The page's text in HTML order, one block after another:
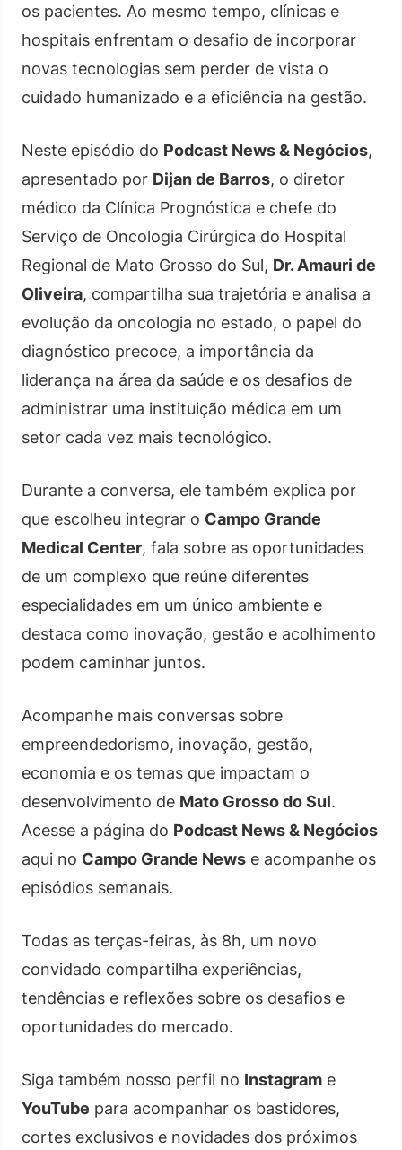
os pacientes. Ao mesmo tempo, clínicas e
hospitais enfrentam o desafio de incorporar
novas tecnologias sem perder de vista o
cuidado humanizado e a eficiência na gestão.
Neste episódio do Podcast News & Negócios,
apresentado por Dijan de Barros, o diretor
médico da Clínica Prognóstica e chefe do
Serviço de Oncologia Cirúrgica do Hospital
Regional de Mato Grosso do Sul, Dr. Amauri de
Oliveira, compartilha sua trajetória e analisa a
evolução da oncologia no estado, o papel do
diagnóstico precoce, a importância da
liderança na área da saúde e os desafios de
administrar uma instituição médica em um
setor cada vez mais tecnológico.
Durante a conversa, ele também explica por
que escolheu integrar o Campo Grande
Medical Center, fala sobre as oportunidades
de um complexo que reúne diferentes
especialidades em um único ambiente e
destaca como inovação, gestão e acolhimento
podem caminhar juntos.
Acompanhe mais conversas sobre
empreendedorismo, inovação, gestão,
economia e os temas que impactam o
desenvolvimento de Mato Grosso do Sul.
Acesse a página do Podcast News & Negócios
aqui no Campo Grande News e acompanhe os
episódios semanais.
Todas as terças-feiras, às 8h, um novo
convidado compartilha experiências,
tendências e reflexões sobre os desafios e
oportunidades do mercado.
Siga também nosso perfil no Instagram e
YouTube para acompanhar os bastidores,
cortes exclusivos e novidades dos próximos